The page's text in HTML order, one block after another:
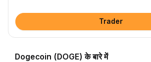
Trader
Dogecoin (DOGE) के बारे में